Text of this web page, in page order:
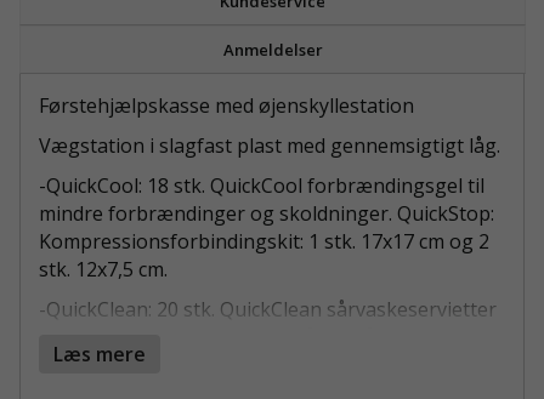
Anmeldelser
Førstehjælpskasse med øjenskyllestation
Vægstation i slagfast plast med gennemsigtigt låg.
-QuickCool: 18 stk. QuickCool forbrændingsgel til
mindre forbrændinger og skoldninger. QuickStop:
Kompressionsforbindingskit: 1 stk. 17x17 cm og 2
stk. 12x7,5 cm.
-QuickClean: 20 stk. QuickClean sårvaskeservietter
sterilt vand.
Læs mere